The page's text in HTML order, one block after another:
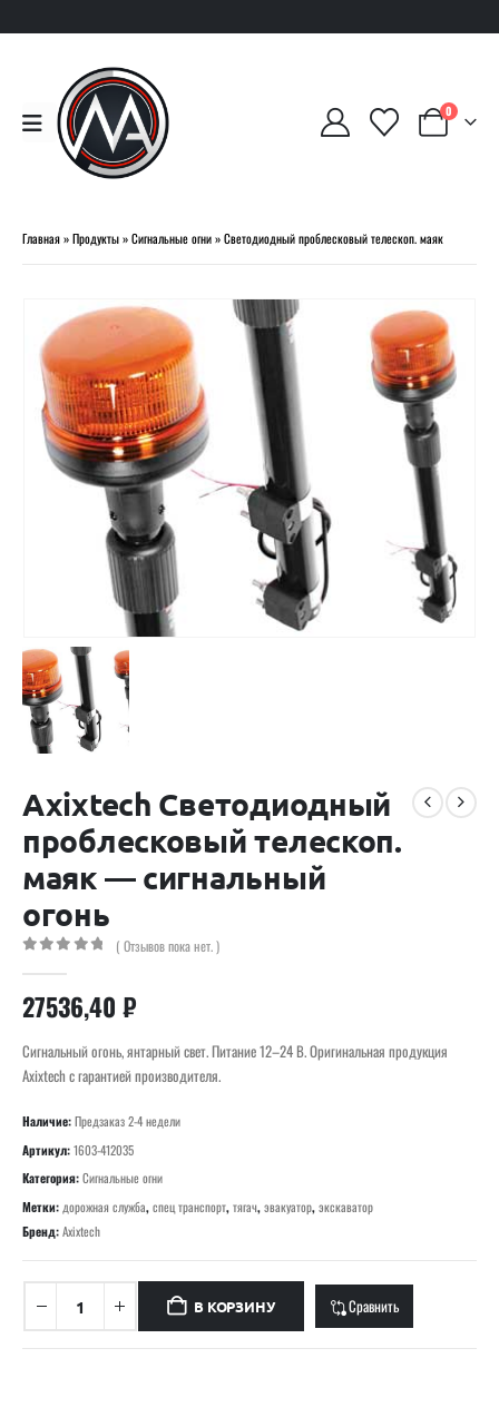
0
Главная»Продукты»Сигнальные огни»Светодиодный проблесковый телескоп. маяк
Axixtech Светодиодный
проблесковый телескоп.
маяк — сигнальный
огонь
( Отзывов пока нет. )
27536,40 ₽
Сигнальный огонь, янтарный свет. Питание 12–24 В. Оригинальная продукция
Axixtech с гарантией производителя.
Наличие:Предзаказ 2-4 недели
Артикул:1603-412035
Категория:Сигнальные огни
Метки: дорожная служба,спец транспорт,тягач,эвакуатор,экскаватор
Бренд:Axixtech
В КОРЗИНУ Сравнить